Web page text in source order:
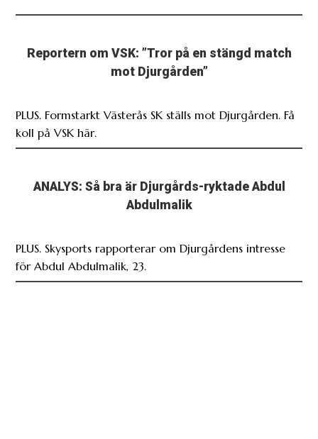
Reportern om VSK: ”Tror på en stängd match
mot Djurgården”
PLUS. Formstarkt Västerås SK ställs mot Djurgården. Få
koll på VSK här.
ANALYS: Så bra är Djurgårds-ryktade Abdul
Abdulmalik
PLUS. Skysports rapporterar om Djurgårdens intresse
för Abdul Abdulmalik, 23.